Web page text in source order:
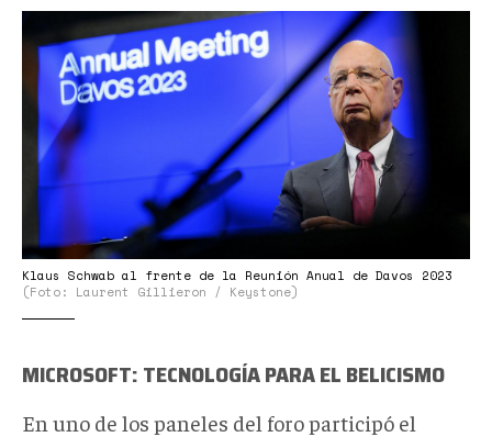
Foto
1_Reunión
Anual
de
Davos
2023
con
Klaus
Schwab
al
frente_Laurent
Gillieron
KEYSTONE.png
Klaus Schwab al frente de la Reunión Anual de Davos 2023
(Foto: Laurent Gillieron / Keystone)
MICROSOFT: TECNOLOGÍA PARA EL BELICISMO
En uno de los paneles del foro participó el